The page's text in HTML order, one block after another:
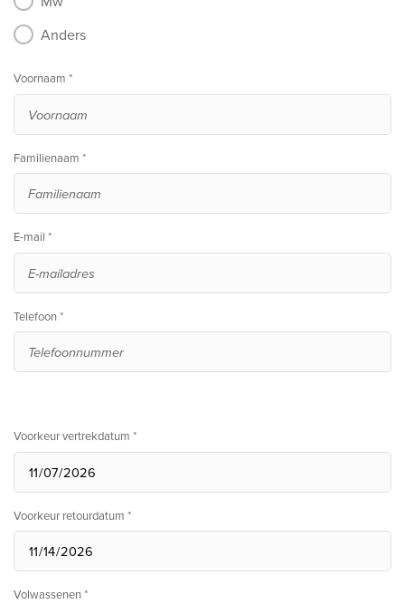
Anders
Voornaam *
Familienaam *
E-mail *
Telefoon *
Voorkeur vertrekdatum *
Voorkeur retourdatum *
Volwassenen *